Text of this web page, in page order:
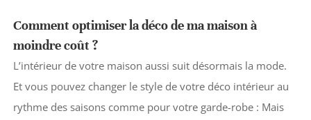
Comment optimiser la déco de ma maison à
moindre coût ?
L’intérieur de votre maison aussi suit désormais la mode.
Et vous pouvez changer le style de votre déco intérieur au
rythme des saisons comme pour votre garde-robe : Mais